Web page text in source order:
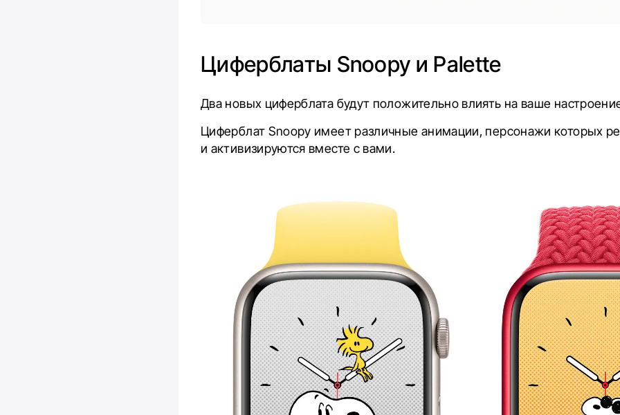
Циферблаты Snoopy и Palette
Два новых циферблата будут положительно влиять на ваше
Циферблат Snoopy имеет различные анимации, персонажи которых
и активизируются вместе с вами.